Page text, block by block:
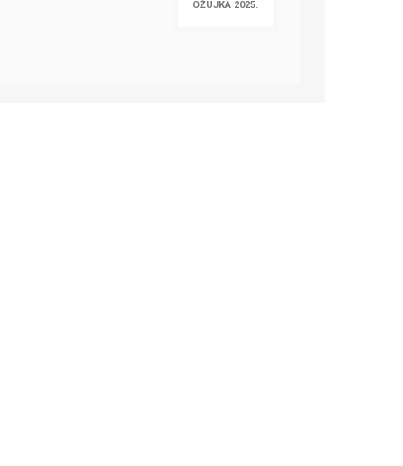
OŽUJKA 2025.